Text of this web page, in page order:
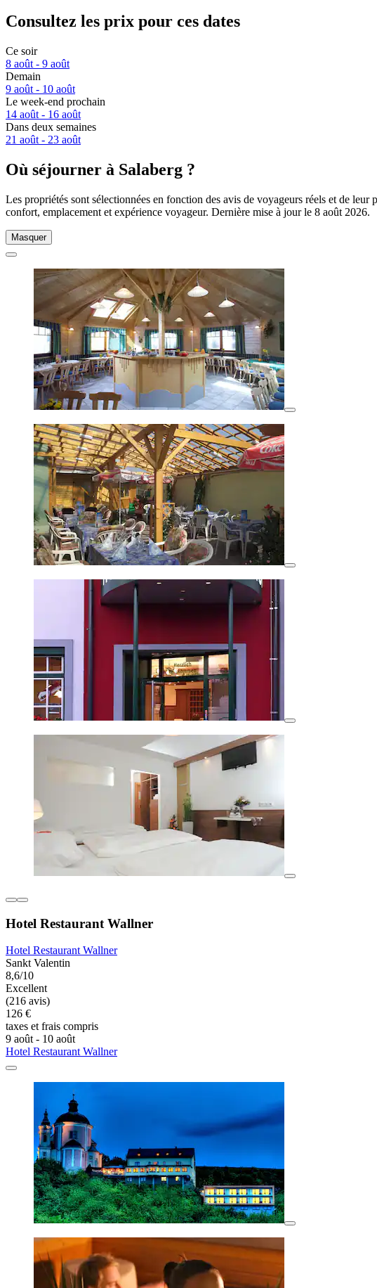
Consultez les prix pour ces dates
Ce soir
8 août - 9 août
Demain
9 août - 10 août
Le week-end prochain
14 août - 16 août
Dans deux semaines
21 août - 23 août
Où séjourner à Salaberg ?
Les propriétés sont sélectionnées en fonction des avis de voyageurs réels et de
confort, emplacement et expérience voyageur. Dernière mise à jour le 8 août 2026.
Masquer
Hotel Restaurant Wallner
Hotel Restaurant Wallner
Sankt Valentin
8,6/10
Excellent
(216 avis)
126 €
taxes et frais compris
9 août - 10 août
Hotel Restaurant Wallner